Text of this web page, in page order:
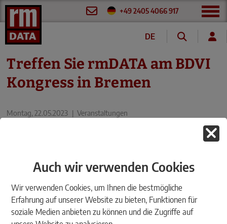
Auch wir verwenden Cookies
Wir verwenden Cookies, um Ihnen die bestmögliche
Erfahrung auf unserer Website zu bieten, Funktionen für
soziale Medien anbieten zu können und die Zugriffe auf
+49 2405 4066 917
DE
Treffen Sie rmDATA am BDVI
Kongress in Bremen
Montag, 22.05.2023 | Veranstaltungen